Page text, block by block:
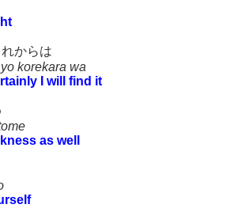
からは
korekara wa
I will find it
as well